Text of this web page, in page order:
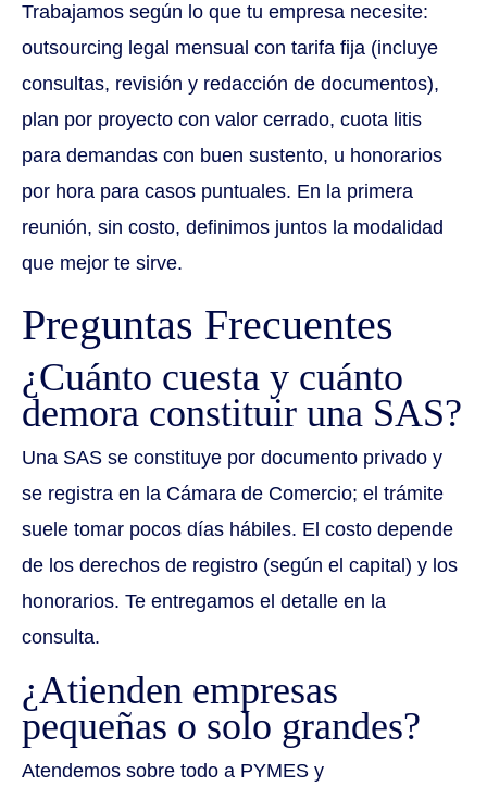
Trabajamos según lo que tu empresa necesite:
outsourcing legal mensual con tarifa fija (incluye
consultas, revisión y redacción de documentos),
plan por proyecto con valor cerrado, cuota litis
para demandas con buen sustento, u honorarios
por hora para casos puntuales. En la primera
reunión, sin costo, definimos juntos la modalidad
que mejor te sirve.
Preguntas Frecuentes
¿Cuánto cuesta y cuánto
demora constituir una SAS?
Una SAS se constituye por documento privado y
se registra en la Cámara de Comercio; el trámite
suele tomar pocos días hábiles. El costo depende
de los derechos de registro (según el capital) y los
honorarios. Te entregamos el detalle en la
consulta.
¿Atienden empresas
pequeñas o solo grandes?
Atendemos sobre todo a PYMES y